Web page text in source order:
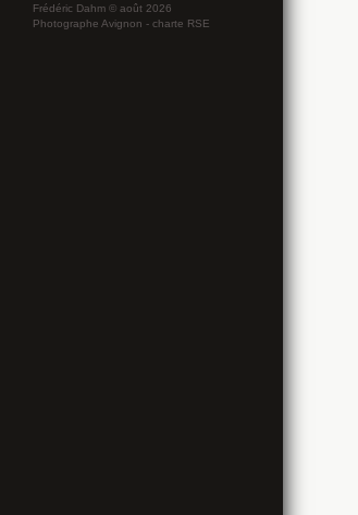
Frédéric Dahm © août 2026
Photographe Avignon - charte RSE